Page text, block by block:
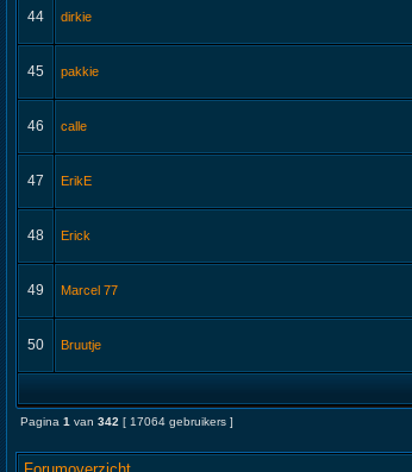
44 dirkie
45 pakkie
46 calle
47 ErikE
48 Erick
49 Marcel 77
50 Bruutje
Pagina 1 van 342 [ 17064 gebruikers ]